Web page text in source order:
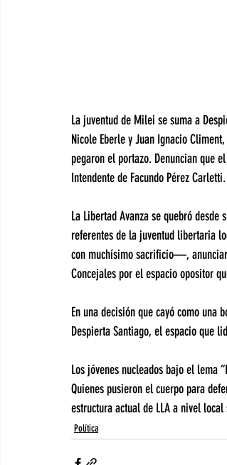
La juventud de Milei se suma a
Nicole Eberle y Juan Ignacio
pegaron el portazo. Denuncian que
Intendente de Facundo Pérez Carletti.
La Libertad Avanza se quebró
referentes de la juventud libertaria
con muchísimo sacrificio—,
Concejales por el espacio opositor
En una decisión que cayó como una
Despierta Santiago, el espacio que
Los jóvenes nucleados bajo el lema
Quienes pusieron el cuerpo para
estructura actual de LLA a nivel
Política